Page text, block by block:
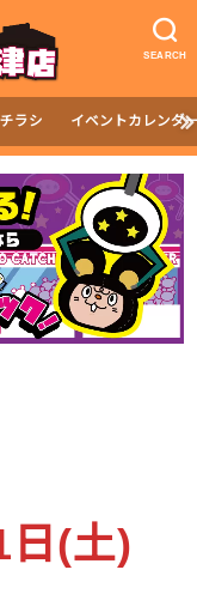
SEARCH
ラシ イベントカレンダ
日(土)